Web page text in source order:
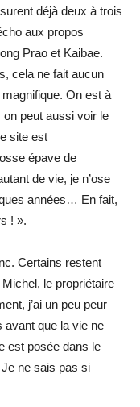
déjà deux à trois
aux propos
Prao et Kaibae.
cela ne fait aucun
On est à
on peut aussi voir le
site est
épave de
de vie, je n’ose
années… En fait,
! ».
Certains restent
le propriétaire
j’ai un peu peur
avant que la vie ne
est posée dans le
ne sais pas si